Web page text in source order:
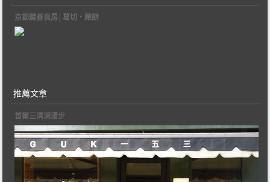
京都鍵善良房│葛切‧蕨餅
推薦文章
首爾三清洞漫步